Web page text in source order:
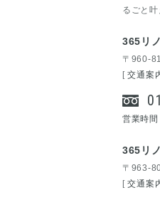
るごと
365リ
〒960-
[交通案
営業時
365リ
〒963-
[交通案